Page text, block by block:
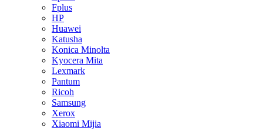
Fplus
HP
Huawei
Katusha
Konica Minolta
Kyocera Mita
Lexmark
Pantum
Ricoh
Samsung
Xerox
Xiaomi Mijia